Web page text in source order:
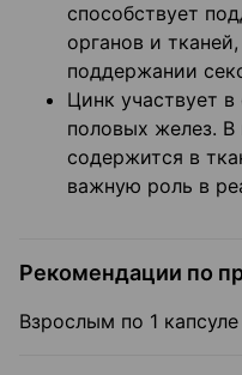
способствует
органов и
поддержании
Цинк участвует
половых желез. В
содержится в
важную роль в
Рекомендации по
Взрослым по 1